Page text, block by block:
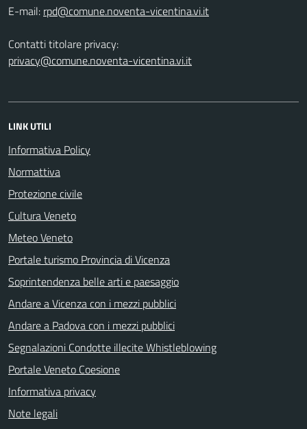
E-mail:
Contatti titolare privacy:
privacy@comune.noventa-vicentina.vi.it
LINK UTILI
Informativa Policy
Normattiva
Protezione civile
Cultura Veneto
Meteo Veneto
Portale turismo Provincia di Vicenza
Soprintendenza belle arti e paesaggio
Andare a Vicenza con i mezzi pubblici
Andare a Padova con i mezzi pubblici
Segnalazioni Condotte illecite Whistleblowing
Portale Veneto Coesione
Informativa privacy
Note legali